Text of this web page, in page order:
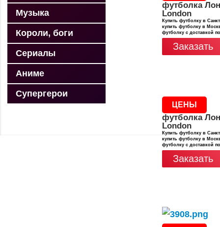
Музыка
Короли, боги
Сериалы
Аниме
Супергерои
футболка
London
Купить футболку в
купить футболку в
футболку с доставкой
Заказать
ЦЕНЫ
футболка
London
Купить футболку в
купить футболку в
футболку с доставкой
Заказать